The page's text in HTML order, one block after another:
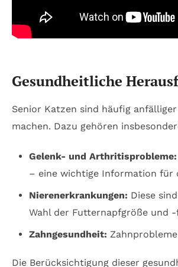
Gesundheitliche
Senior Katzen sind häufig
machen. Dazu gehören
Gelenk- und Arthritisprobleme:
– eine wichtige Information für
Nierenerkrankungen: Diese
Wahl der Futternapfgröße und
Zahngesundheit:
Die Berücksichtigung dieser